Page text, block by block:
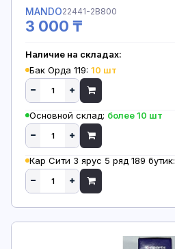
MANDO22441-2B800
3 000 ₸
Наличие на складах:
Бак Орда 119: 10 шт
Основной склад: более 10 шт
Кар Сити 3 ярус 5 ряд 189 бутик: